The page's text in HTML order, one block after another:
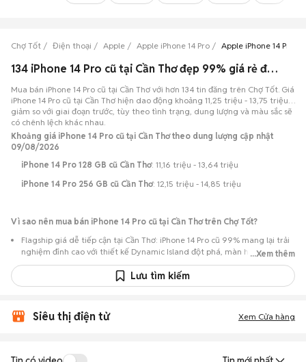
Chợ Tốt Điện thoại Apple Apple iPhone 14 Pro Apple iPhone 14 Pro
134 iPhone 14 Pro cũ tại Cần Thơ đẹp 99% giá rẻ đang bán 08/2026
Mua bán iPhone 14 Pro cũ tại Cần Thơ với hơn 134 tin đăng trên Chợ Tốt. Giá
iPhone 14 Pro cũ tại Cần Thơ hiện dao động khoảng 11,25 triệu - 13,75 triệu,
giảm so với giai đoạn trước, tùy theo tình trạng, dung lượng và màu sắc sẽ
có chênh lệch khác nhau.
Khoảng giá iPhone 14 Pro cũ tại Cần Thơ theo dung lượng cập nhật
09/08/2026
iPhone 14 Pro 128 GB cũ Cần Thơ: 11,16 triệu - 13,64 triệu
iPhone 14 Pro 256 GB cũ Cần Thơ: 12,15 triệu - 14,85 triệu
Vì sao nên mua bán iPhone 14 Pro cũ tại Cần Thơ trên Chợ Tốt?
Flagship giá dễ tiếp cận tại Cần Thơ: iPhone 14 Pro cũ 99% mang lại trải
nghiệm đỉnh cao với thiết kế Dynamic Island đột phá, màn hình Super
Retina XDR OLED 6.1 inch ProMotion 120Hz siêu mượt, chip A16 Bionic
cực mạnh và cụm camera 48MP siêu nét, với mức giá hợp lý hơn rất
nhiều so với khi mới ra mắt.
nhiều ở Quận Ninh Kiều, Cái Răng, Bình Thủy… với các phiên bản 128GB,
Chủ động kiểm tra máy: Dễ dàng hẹn gặp để kiểm tra ngoại hình và
...Xem thêm
Lưu tìm kiếm
Siêu thị điện tử Xem Cửa hàng